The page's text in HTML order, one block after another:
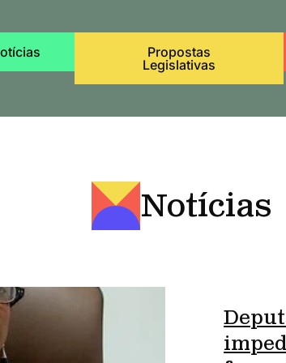
Propostas
Legislativas
Notícias